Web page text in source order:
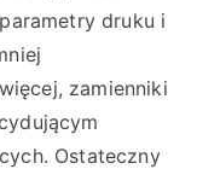
druku i
zamienniki
Ostateczny